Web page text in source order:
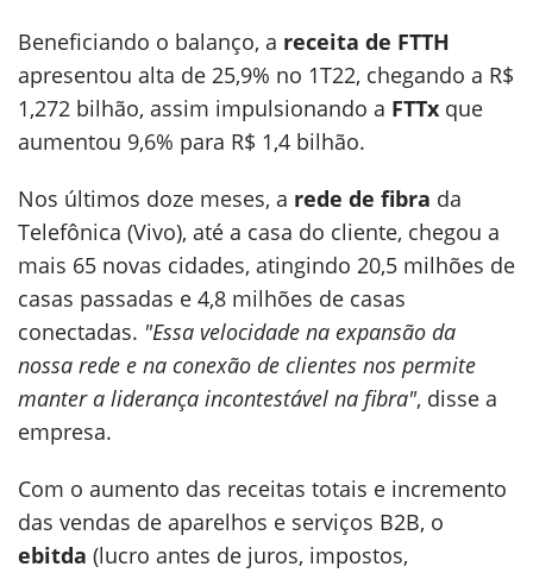
Beneficiando o balanço, a receita de FTTH
apresentou alta de 25,9% no 1T22, chegando a R$
1,272 bilhão, assim impulsionando a FTTx que
aumentou 9,6% para R$ 1,4 bilhão.
Nos últimos doze meses, a rede de fibra da
Telefônica (Vivo), até a casa do cliente, chegou a
mais 65 novas cidades, atingindo 20,5 milhões de
casas passadas e 4,8 milhões de casas
conectadas. "Essa velocidade na expansão da
nossa rede e na conexão de clientes nos permite
manter a liderança incontestável na fibra", disse a
empresa.
Com o aumento das receitas totais e incremento
das vendas de aparelhos e serviços B2B, o
ebitda (lucro antes de juros, impostos,